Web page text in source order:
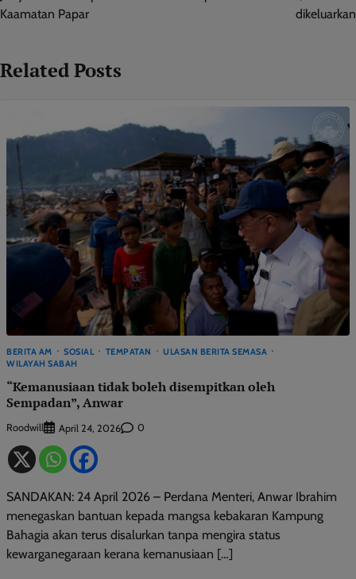
Kaamatan Papar
dikeluarkan
Related Posts
BERITA AM SOSIAL TEMPATAN
ULASAN BERITA SEMASA
WILAYAH SABAH
“Kemanusiaan tidak boleh disempitkan oleh
Sempadan”, Anwar
Roodwill April 24, 2026 0
SANDAKAN: 24 April 2026 – Perdana Menteri, Anwar Ibrahim
menegaskan bantuan kepada mangsa kebakaran Kampung
Bahagia akan terus disalurkan tanpa mengira status
kewarganegaraan kerana kemanusiaan […]